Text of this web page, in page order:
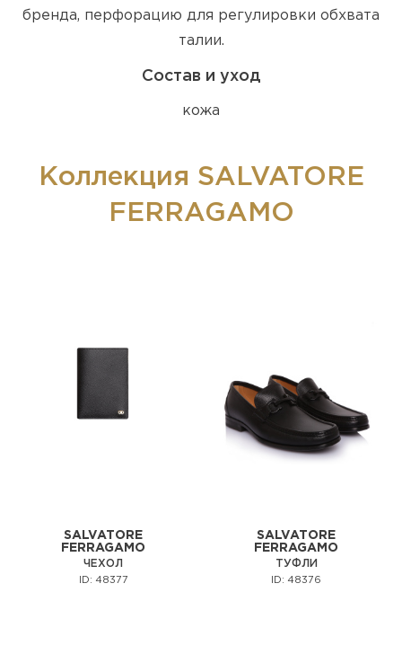
бренда, перфорацию для регулировки обхвата
талии.
Состав и уход
кожа
Коллекция SALVATORE
FERRAGAMO
SALVATORE
FERRAGAMO
ЧЕХОЛ
ID: 48377
SALVATORE
FERRAGAMO
ТУФЛИ
ID: 48376